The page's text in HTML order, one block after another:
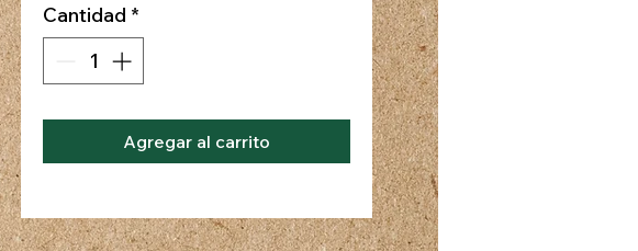
Cantidad *
Agregar al carrito